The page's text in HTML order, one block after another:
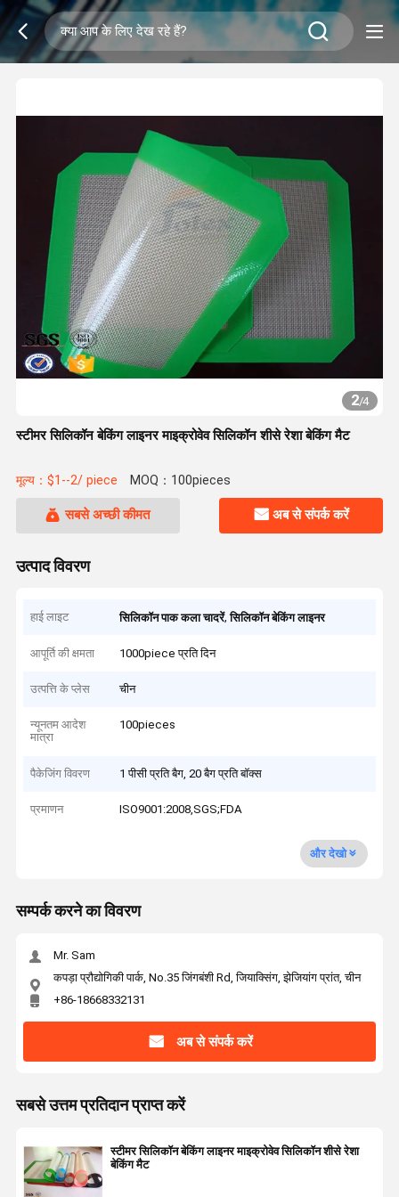
2/4
स्टीमर सिलिकॉन बेकिंग लाइनर माइक्रोवेव सिलिकॉन शीसे रेशा बेकिंग मैट
मूल्य：$1--2/ piece MOQ：100pieces
सबसे अच्छी कीमत अब से संपर्क करें
उत्पाद विवरण
हाई लाइट सिलिकॉन पाक कला चादरें,सिलिकॉन बेकिंग लाइनर
आपूर्ति की क्षमता 1000piece प्रति दिन
उत्पत्ति के प्लेस चीन
न्यूनतम आदेश
मात्रा
100pieces
पैकेजिंग विवरण 1 पीसी प्रति बैग, 20 बैग प्रति बॉक्स
प्रमाणन ISO9001:2008,SGS;FDA
और देखो
सम्पर्क करने का विवरण
Mr. Sam
कपड़ा प्रौद्योगिकी पार्क, No.35 जिंगबंशी Rd, जियाक्सिंग, झेजियांग प्रांत, चीन
+86-18668332131
अब से संपर्क करें
सबसे उत्तम प्रतिदान प्राप्त करें
स्टीमर सिलिकॉन बेकिंग लाइनर माइक्रोवेव सिलिकॉन शीसे रेशा
बेकिंग मैट